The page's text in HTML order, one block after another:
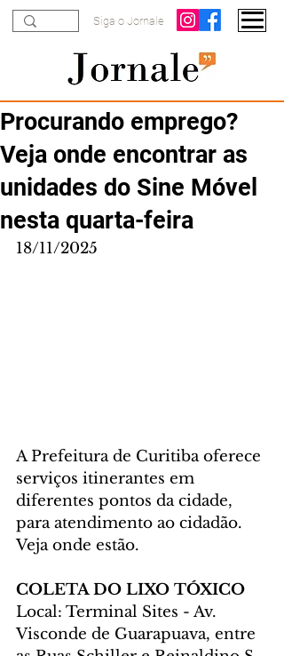
Siga o Jornale
Procurando emprego?
Veja onde encontrar as
unidades do Sine Móvel
nesta quarta-feira
18/11/2025
A Prefeitura de Curitiba oferece
serviços itinerantes em
diferentes pontos da cidade,
para atendimento ao cidadão.
Veja onde estão.
COLETA DO LIXO TÓXICO
Local: Terminal Sites - Av.
Visconde de Guarapuava, entre